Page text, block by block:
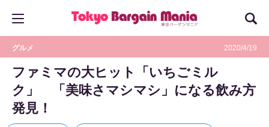
グルメ 2020/4/19
ファミマの大ヒット「いちごミル
ク」 「美味さマシマシ」になる飲み方
発見！